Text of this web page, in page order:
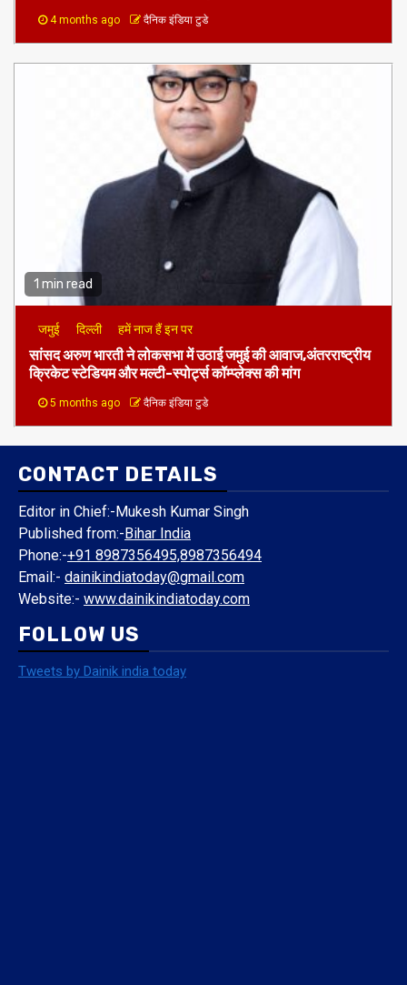
4 months ago दैनिक इंडिया टुडे
1 min read
जमुई दिल्ली हमें नाज हैं इन पर
​सांसद अरुण भारती ने लोकसभा में उठाई जमुई की आवाज,अंतरराष्ट्रीय
क्रिकेट स्टेडियम और मल्टी-स्पोर्ट्स कॉम्प्लेक्स की मांग
5 months ago दैनिक इंडिया टुडे
CONTACT DETAILS
Editor in Chief:-Mukesh Kumar Singh
Published from:-Bihar India
Phone:-+91 8987356495,8987356494
Email:- dainikindiatoday@gmail.com
Website:- www.dainikindiatoday.com
FOLLOW US
Tweets by Dainik india today